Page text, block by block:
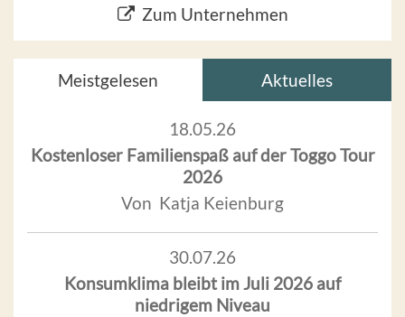
Zum Unternehmen
Meistgelesen Aktuelles
18.05.26
Kostenloser Familienspaß auf der Toggo Tour
2026
Von Katja Keienburg
30.07.26
Konsumklima bleibt im Juli 2026 auf
niedrigem Niveau